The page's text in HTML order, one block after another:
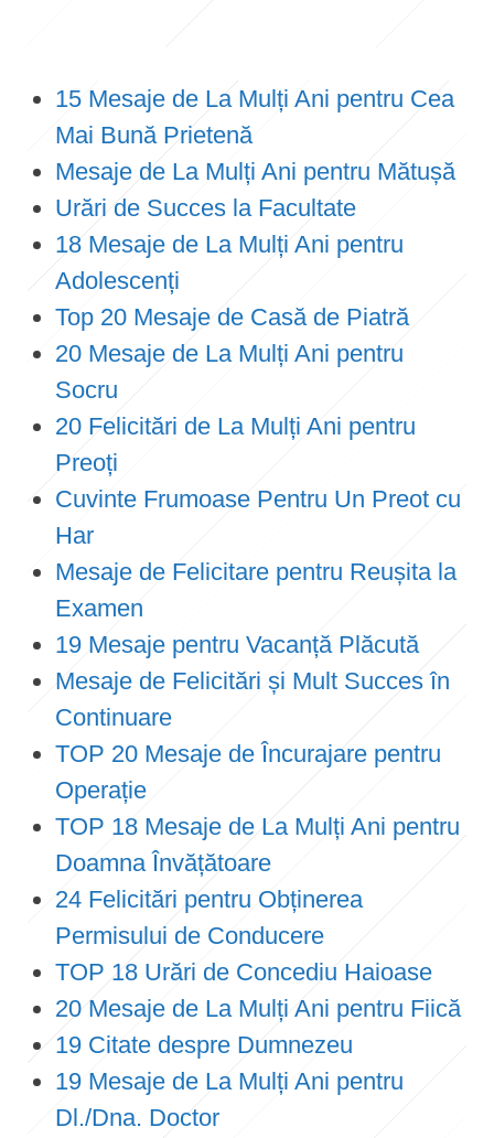
15 Mesaje de La Mulți Ani pentru Cea
Mai Bună Prietenă
Mesaje de La Mulți Ani pentru Mătușă
Urări de Succes la Facultate
18 Mesaje de La Mulți Ani pentru
Adolescenți
Top 20 Mesaje de Casă de Piatră
20 Mesaje de La Mulți Ani pentru
Socru
20 Felicitări de La Mulți Ani pentru
Preoți
Cuvinte Frumoase Pentru Un Preot cu
Har
Mesaje de Felicitare pentru Reușita la
Examen
19 Mesaje pentru Vacanță Plăcută
Mesaje de Felicitări și Mult Succes în
Continuare
TOP 20 Mesaje de Încurajare pentru
Operație
TOP 18 Mesaje de La Mulți Ani pentru
Doamna Învățătoare
24 Felicitări pentru Obținerea
Permisului de Conducere
TOP 18 Urări de Concediu Haioase
20 Mesaje de La Mulți Ani pentru Fiică
19 Citate despre Dumnezeu
19 Mesaje de La Mulți Ani pentru
Dl./Dna. Doctor